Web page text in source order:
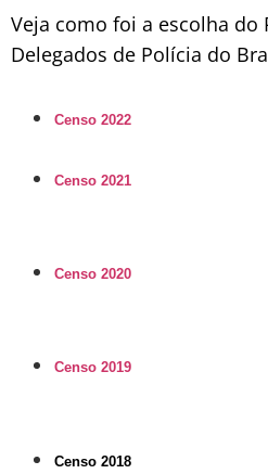
Veja como foi a escolha do
Delegados de Polícia do
Censo 2022
Censo 2021
Censo 2020
Censo 2019
Censo 2018